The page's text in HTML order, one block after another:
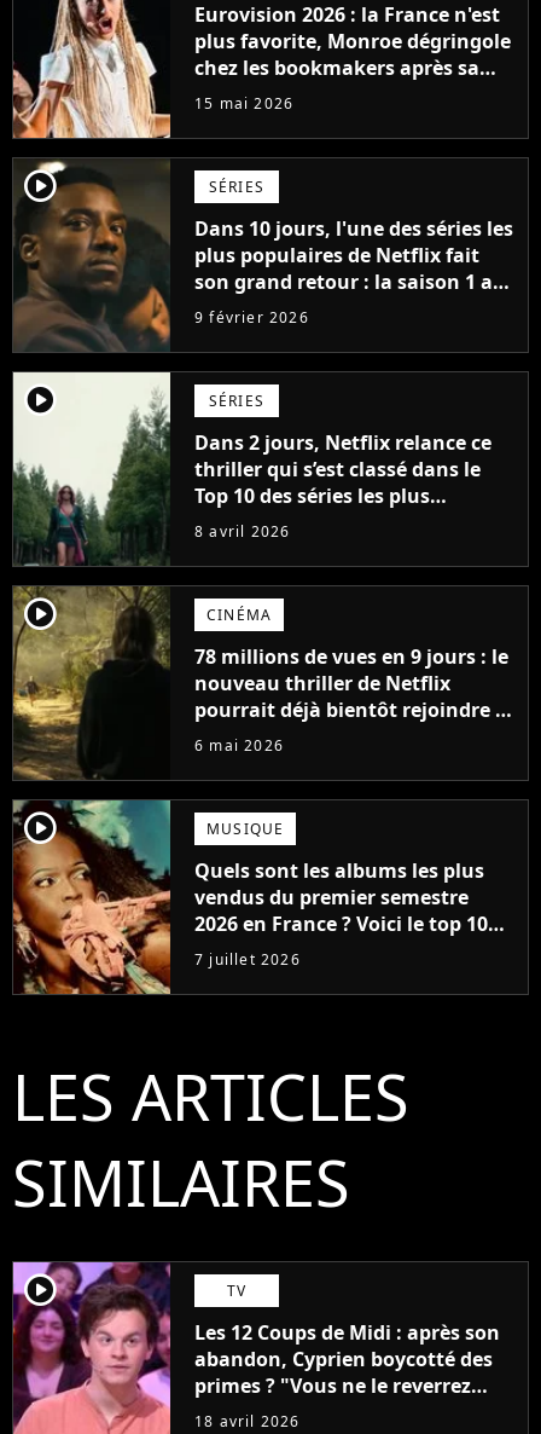
Eurovision 2026 : la France n'est
plus favorite, Monroe dégringole
chez les bookmakers après sa
performance en demi-finale
15 mai 2026
player2 SÉRIES
Dans 10 jours, l'une des séries les
plus populaires de Netflix fait
son grand retour : la saison 1 a
cumulé plus de 98 millions de
9 février 2026
player2 SÉRIES
Dans 2 jours, Netflix relance ce
thriller qui s’est classé dans le
Top 10 des séries les plus
regardées de tous les temps
8 avril 2026
player2 CINÉMA
78 millions de vues en 9 jours : le
nouveau thriller de Netflix
pourrait déjà bientôt rejoindre le
top 10 des films les plus vus de
6 mai 2026
player2 MUSIQUE
Quels sont les albums les plus
vendus du premier semestre
2026 en France ? Voici le top 10
en exclu !
7 juillet 2026
LES ARTICLES
SIMILAIRES
player2 TV
Les 12 Coups de Midi : après son
abandon, Cyprien boycotté des
primes ? "Vous ne le reverrez
plus"
18 avril 2026